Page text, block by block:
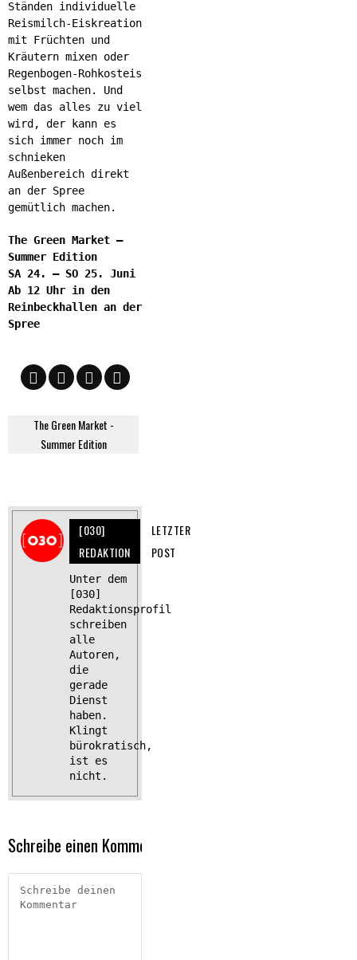
Ständen individuelle
Reismilch-Eiskreation
mit Früchten und
Kräutern mixen oder
Regenbogen-Rohkosteis
selbst machen. Und
wem das alles zu viel
wird, der kann es
sich immer noch im
schnieken
Außenbereich direkt
an der Spree
gemütlich machen.
The Green Market –
Summer Edition
SA 24. – SO 25. Juni
Ab 12 Uhr in den
Reinbeckhallen an der
Spree
The Green Market -
Summer Edition
[030]
REDAKTION
LETZTER
POST
Unter dem
[030]
Redaktionsprofil
schreiben
alle
Autoren,
die
gerade
Dienst
haben.
Klingt
bürokratisch,
ist es
nicht.
Schreibe einen Kommentar